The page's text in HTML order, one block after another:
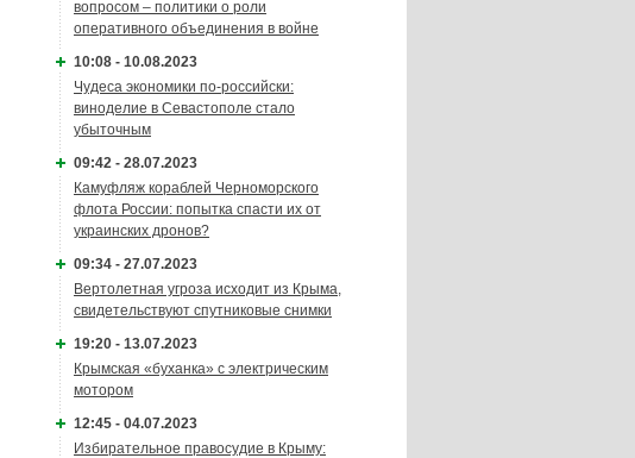
вопросом – политики о роли
оперативного объединения в войне
10:08 - 10.08.2023
Чудеса экономики по-российски:
виноделие в Севастополе стало
убыточным
09:42 - 28.07.2023
Камуфляж кораблей Черноморского
флота России: попытка спасти их от
украинских дронов?
09:34 - 27.07.2023
Вертолетная угроза исходит из Крыма,
свидетельствуют спутниковые снимки
19:20 - 13.07.2023
Крымская «буханка» с электрическим
мотором
12:45 - 04.07.2023
Избирательное правосудие в Крыму: